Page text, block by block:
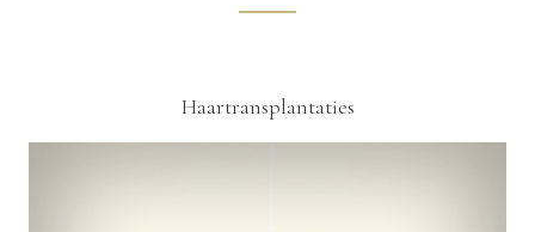
Haartransplantaties